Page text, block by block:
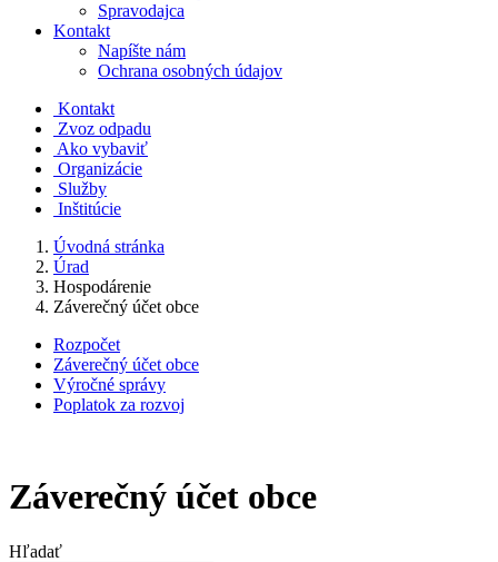
Spravodajca
Kontakt
Napíšte nám
Ochrana osobných údajov
Kontakt
Zvoz odpadu
Ako vybaviť
Organizácie
Služby
Inštitúcie
Úvodná stránka
Úrad
Hospodárenie
Záverečný účet obce
Rozpočet
Záverečný účet obce
Výročné správy
Poplatok za rozvoj
Záverečný účet obce
Hľadať